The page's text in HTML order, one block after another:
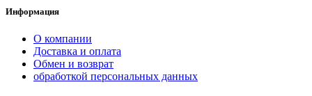
Информация
О компании
Доставка и оплата
Обмен и возврат
обработкой персональных данных